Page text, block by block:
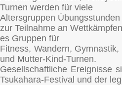
Turnen werden für viele
Altersgruppen
zur Teilnahme an
es Gruppen für
Fitness, Wandern,
und Mutter-Kind-Turnen.
Gesellschaftliche Ereignisse
Tsukahara-Festival und der